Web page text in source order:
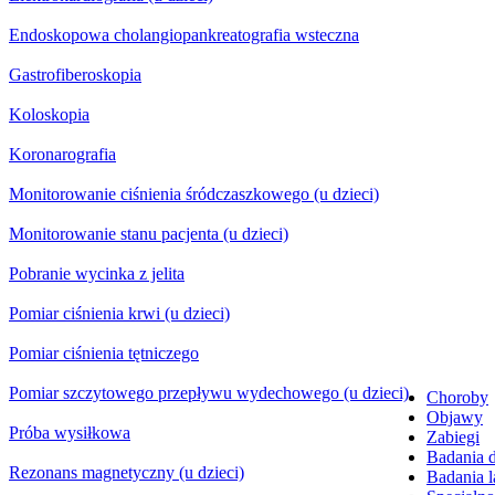
Endoskopowa cholangiopankreatografia wsteczna
Gastrofiberoskopia
Koloskopia
Koronarografia
Monitorowanie ciśnienia śródczaszkowego (u dzieci)
Monitorowanie stanu pacjenta (u dzieci)
Pobranie wycinka z jelita
Pomiar ciśnienia krwi (u dzieci)
Pomiar ciśnienia tętniczego
Pomiar szczytowego przepływu wydechowego (u dzieci)
Próba wysiłkowa
Rezonans magnetyczny (u dzieci)
Choroby
Objawy
Zabiegi
Badania
Badania